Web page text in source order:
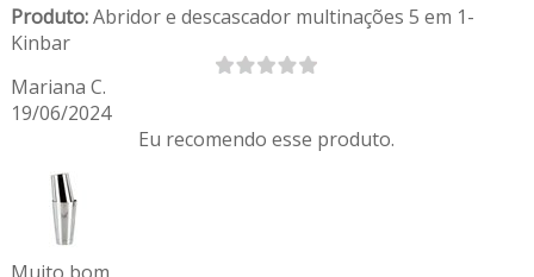
Produto:Abridor e descascador multinações 5 em 1-
Kinbar
Mariana C.
19/06/2024
Eu recomendo esse produto.